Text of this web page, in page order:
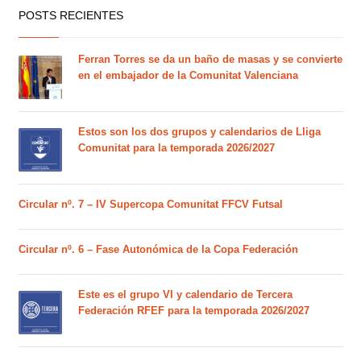
POSTS RECIENTES
Ferran Torres se da un baño de masas y se convierte
en el embajador de la Comunitat Valenciana
Estos son los dos grupos y calendarios de Lliga
Comunitat para la temporada 2026/2027
Circular nº. 7 – IV Supercopa Comunitat FFCV Futsal
Circular nº. 6 – Fase Autonómica de la Copa Federación
Este es el grupo VI y calendario de Tercera
Federación RFEF para la temporada 2026/2027